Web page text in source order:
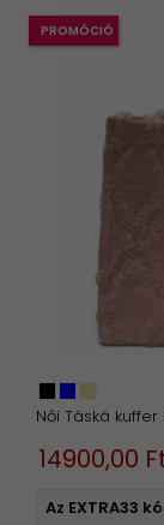
Női Táská
PROMÓCIÓ
14900,00
Az EXTRA33